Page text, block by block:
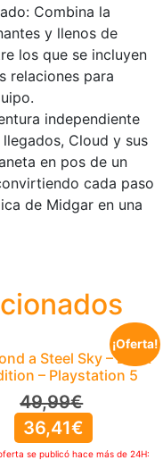
Combina la
y llenos de
los que se incluyen
relaciones para
independiente
Cloud y sus
en pos de un
cada paso
de Midgar en una
¡Oferta!
a Steel Sky – Book
– Playstation 5
49,99€
36,41€
se publicó hace más de 24H: